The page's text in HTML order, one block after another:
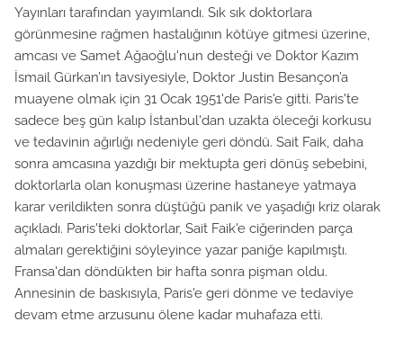
Yayınları tarafından yayımlandı. Sık sık doktorlara
görünmesine rağmen hastalığının kötüye gitmesi üzerine,
amcası ve Samet Ağaoğlu'nun desteği ve Doktor Kazım
İsmail Gürkan’ın tavsiyesiyle, Doktor Justin Besançon’a
muayene olmak için 31 Ocak 1951'de Paris'e gitti. Paris'te
sadece beş gün kalıp İstanbul'dan uzakta öleceği korkusu
ve tedavinin ağırlığı nedeniyle geri döndü. Sait Faik, daha
sonra amcasına yazdığı bir mektupta geri dönüş sebebini,
doktorlarla olan konuşması üzerine hastaneye yatmaya
karar verildikten sonra düştüğü panik ve yaşadığı kriz olarak
açıkladı. Paris'teki doktorlar, Sait Faik'e ciğerinden parça
almaları gerektiğini söyleyince yazar paniğe kapılmıştı.
Fransa'dan döndükten bir hafta sonra pişman oldu.
Annesinin de baskısıyla, Paris'e geri dönme ve tedaviye
devam etme arzusunu ölene kadar muhafaza etti.